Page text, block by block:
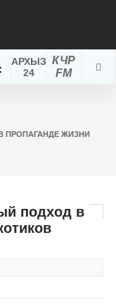
КЧР
FM
АРХЫЗ
24
ПРОПАГАНДЕ ЖИЗНИ
подход в